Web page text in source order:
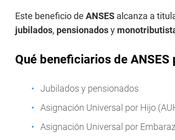
Este beneficio de ANSES alcanza a
jubilados, pensionadosy
Qué beneficiarios de
Jubilados y pensionados
Asignación Universal por Hijo
Asignación Universal por